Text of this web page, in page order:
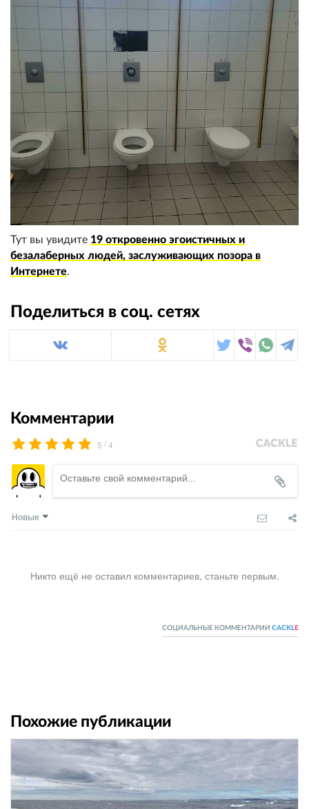
Тут вы увидите 19 откровенно эгоистичных и
безалаберных людей, заслуживающих позора в
Интернете.
Поделиться в соц. сетях
Комментарии
5 /4
Новые
Никто ещё не оставил комментариев, станьте первым.
СОЦИАЛЬНЫЕ КОММЕНТАРИИ CACKL E
Похожие публикации